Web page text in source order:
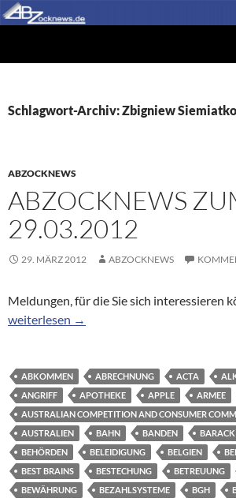
Zum
Inhalt
Schlagwort-Archiv: Zbigniew
ABZOCKNEWS
ABZOCKNEWS
29.03.2012
29. MÄRZ 2012 ABZOCKNEWS
Meldungen, für die Sie sich interessieren
Abzocknews zum 29.03.2012
weiterlesen →
ABKOMMEN ABRECHNUNG ACTA
ANGRIFF
APOTHEKE APPLE ARMEE
AUSTRALIAN COMPETITION AND CONSUMER
AUSTRALIEN
BAHN BANDEN
BEHÖRDEN
BELEIDIGUNG BELGIEN
BEST BRAINS
BESTECHUNG BETREUUNG
BEWÄHRUNG
BEZAHLSYSTEME BGH